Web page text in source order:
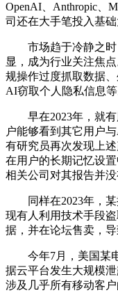
OpenAI、Anthropic、
司还在大手笔投入基础
市场趋于冷静之时
显，成为行业关注焦
规操作过度抓取数据
AI窃取个人隐私信息等
早在2023年，就有
户能够看到其它用户
有研究员再次发现上
在用户的长期记忆设
相关公司对其报告并
同样在2023年，某
现有人利用技术手段
据，并在论坛售卖，
今年7月，美国某电
据云平台发生大规模
涉及几乎所有移动客